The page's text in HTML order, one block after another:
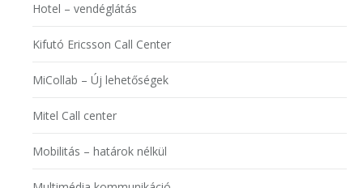
Hotel – vendéglátás
Kifutó Ericsson Call Center
MiCollab – Új lehetőségek
Mitel Call center
Mobilitás – határok nélkül